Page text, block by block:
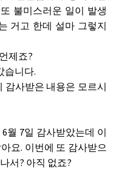
불미스러운 일이 발생
거고 한데 설마 그렇지
제죠?
습니다.
감사받은 내용은 모르시
월 7일 감사받았는데 이
요. 이번에 또 감사받으
서? 아직 없죠?